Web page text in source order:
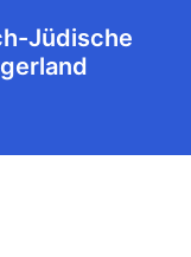
Jüdische